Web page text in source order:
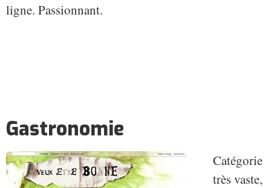
ligne. Passionnant.
Gastronomie
Catégorie
très vaste,